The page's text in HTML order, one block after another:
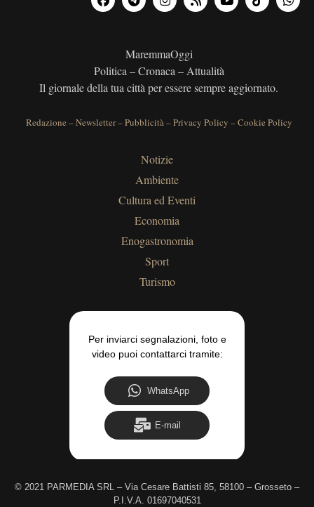
MaremmaOggi
Politica – Cronaca – Attualità
Il giornale della tua città per essere sempre aggiornato.
Redazione –Newsletter–Pubblicità–Privacy Policy –Cookie Policy
Notizie
Ambiente
Cultura ed Eventi
Economia
Enogastronomia
Sport
Turismo
Per inviarci segnalazioni, foto e
video puoi contattarci tramite:
WhatsApp
E-mail
© 2021 PARMEDIA SRL – Via Cesare Battisti 85, 58100 – Grosseto –
P.I.V.A. 01697040531